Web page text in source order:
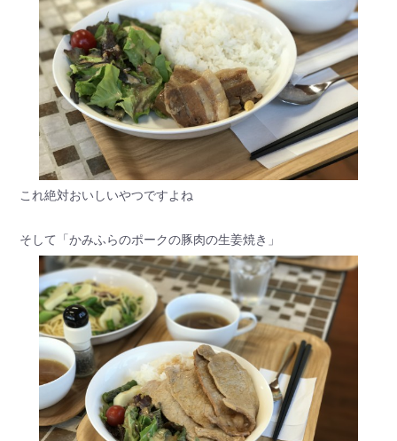
これ絶対おいしいやつですよね
そして「かみふらのポークの豚肉の生姜焼き」